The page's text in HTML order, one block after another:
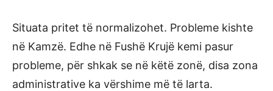
Situata pritet të normalizohet. Probleme kishte
në Kamzë. Edhe në Fushë Krujë kemi pasur
probleme, për shkak se në këtë zonë, disa zona
administrative ka vërshime më të larta.